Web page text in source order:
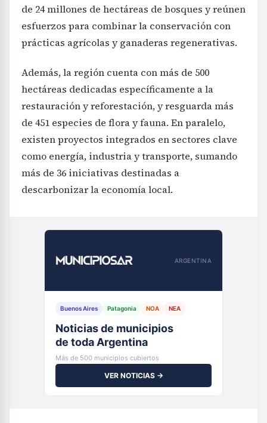
de 24 millones de hectáreas de bosques y reúnen
esfuerzos para combinar la conservación con
prácticas agrícolas y ganaderas regenerativas.
Además, la región cuenta con más de 500
hectáreas dedicadas específicamente a la
restauración y reforestación, y resguarda más
de 451 especies de flora y fauna. En paralelo,
existen proyectos integrados en sectores clave
como energía, industria y transporte, sumando
más de 36 iniciativas destinadas a
descarbonizar la economía local.
ARGENTINA
Buenos Aires Patagonia NOA NEA
Noticias de municipios
de toda Argentina
Más de 500 municipios cubiertos
VER NOTICIAS →